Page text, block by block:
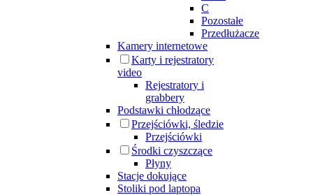
C
Pozostałe
Przedłużacze
Kamery internetowe
Karty i rejestratory
video
Rejestratory i
grabbery
Podstawki chłodzące
Przejściówki, śledzie
Przejściówki
Środki czyszczące
Płyny
Stacje dokujące
Stoliki pod laptopa